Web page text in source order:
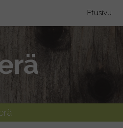
Etusivu